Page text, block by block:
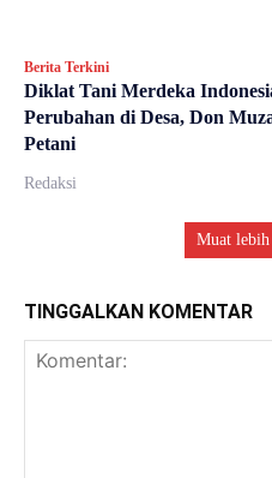
Berita Terkini
Diklat Tani Merdeka
Perubahan di Desa, Don
Petani
Redaksi
Muat lebih
TINGGALKAN KOMENTAR